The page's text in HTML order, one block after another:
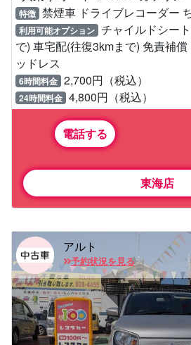
特徴 禁煙車 ドライブレコーダー
利用可能オプション チャイルドシー
で) 車宅配(往復3kmまで) 免責補
ッドレス
6時間料金 2,700円（税込）
24時間料金 4,800円（税込）
電話する
東海店
アルト
予約状況を見る